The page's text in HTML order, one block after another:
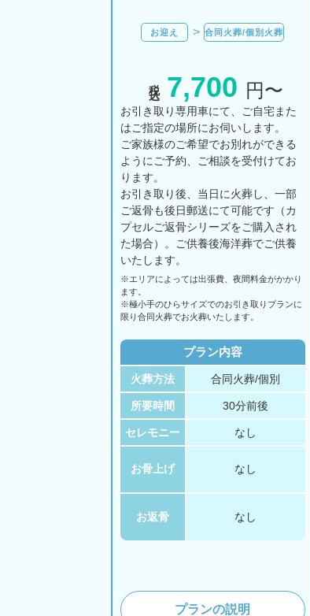
お迎え 合同火葬/個別火葬
7,700 円〜
お引き取り専用車にて、ご自宅また
はご指定の場所にお伺いします。
ご家族様のご希望でお別れができる
ようにご予約、ご相談を受付けてお
ります。
お引き取り後、当日に火葬し、一部
ご返骨も後日郵送にて可能です（カ
プセルご返骨シリーズをご購入され
た場合）。ご供養後海洋葬でご供養
いたします。
※エリアに よっては出張費、 夜間料金がかかり
ます。
※極小手のひらサイズでのお引き取りプランに
限り合同火葬でお火葬いたします。
プラン内容
火葬方法 合同火葬/個別
所要時間 30分前後
セレモニー なし
お骨上げ なし
お返骨 なし
プランの説明